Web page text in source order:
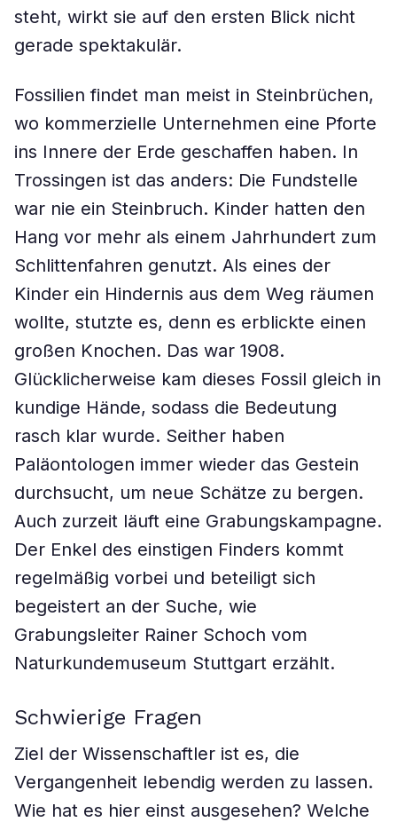
steht, wirkt sie auf den ersten Blick nicht
gerade spektakulär.
Fossilien findet man meist in Steinbrüchen,
wo kommerzielle Unternehmen eine Pforte
ins Innere der Erde geschaffen haben. In
Trossingen ist das anders: Die Fundstelle
war nie ein Steinbruch. Kinder hatten den
Hang vor mehr als einem Jahrhundert zum
Schlittenfahren genutzt. Als eines der
Kinder ein Hindernis aus dem Weg räumen
wollte, stutzte es, denn es erblickte einen
großen Knochen. Das war 1908.
Glücklicherweise kam dieses Fossil gleich in
kundige Hände, sodass die Bedeutung
rasch klar wurde. Seither haben
Paläontologen immer wieder das Gestein
durchsucht, um neue Schätze zu bergen.
Auch zurzeit läuft eine Grabungskampagne.
Der Enkel des einstigen Finders kommt
regelmäßig vorbei und beteiligt sich
begeistert an der Suche, wie
Grabungsleiter Rainer Schoch vom
Naturkundemuseum Stuttgart erzählt.
Schwierige Fragen
Ziel der Wissenschaftler ist es, die
Vergangenheit lebendig werden zu lassen.
Wie hat es hier einst ausgesehen? Welche